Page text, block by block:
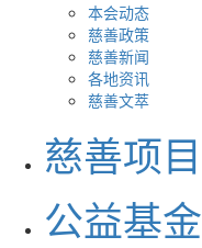
本会动态
慈善政策
慈善新闻
各地资讯
慈善文萃
慈善项目
公益基金